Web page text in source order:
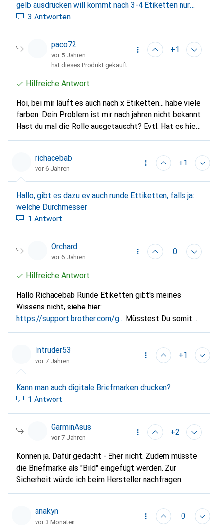
gelb ausdrucken will kommt nach 3-4 Etiketten nur
noch weiss. Auch nach einigen Stunden Ruhe wird nur
noch weiss gedruckt und erst nach ein paar Tagen
nichts drucken funktioniert es wieder. Aber auch da
nur 3-4 Etiketten und dann bockt er wieder.
3 Antworten
paco72
vor 5 Jahren
+1
hat dieses Produkt gekauft
Hilfreiche Antwort
Hoi, bei mir läuft es auch nach x Etiketten... habe viele
farben. Dein Problem ist mir nach jahren nicht bekannt.
Hast du mal die Rolle ausgetauscht? Evtl. Hat es hier
ein Problem oder der Drucker ist defekt.
richacebab
vor 6 Jahren
+1
Hallo, gibt es dazu ev auch runde Ettiketten, falls ja:
welche Durchmesser
1 Antwort
Orchard
vor 6 Jahren
0
Hilfreiche Antwort
Hallo Richacebab Runde Etiketten gibt's meines
Wissens nicht, siehe hier:
https://support.brother.com/g... Müsstest Du somit
zuschneiden oder ausstanzen. Gruss
Intruder53
vor 7 Jahren
+1
Kann man auch digitale Briefmarken drucken?
1 Antwort
GarminAsus
vor 7 Jahren
+2
Können ja. Dafür gedacht - Eher nicht. Zudem müsste
die Briefmarke als "Bild" eingefügt werden. Zur
Sicherheit würde ich beim Hersteller nachfragen.
anakyn
vor 3 Monaten
0